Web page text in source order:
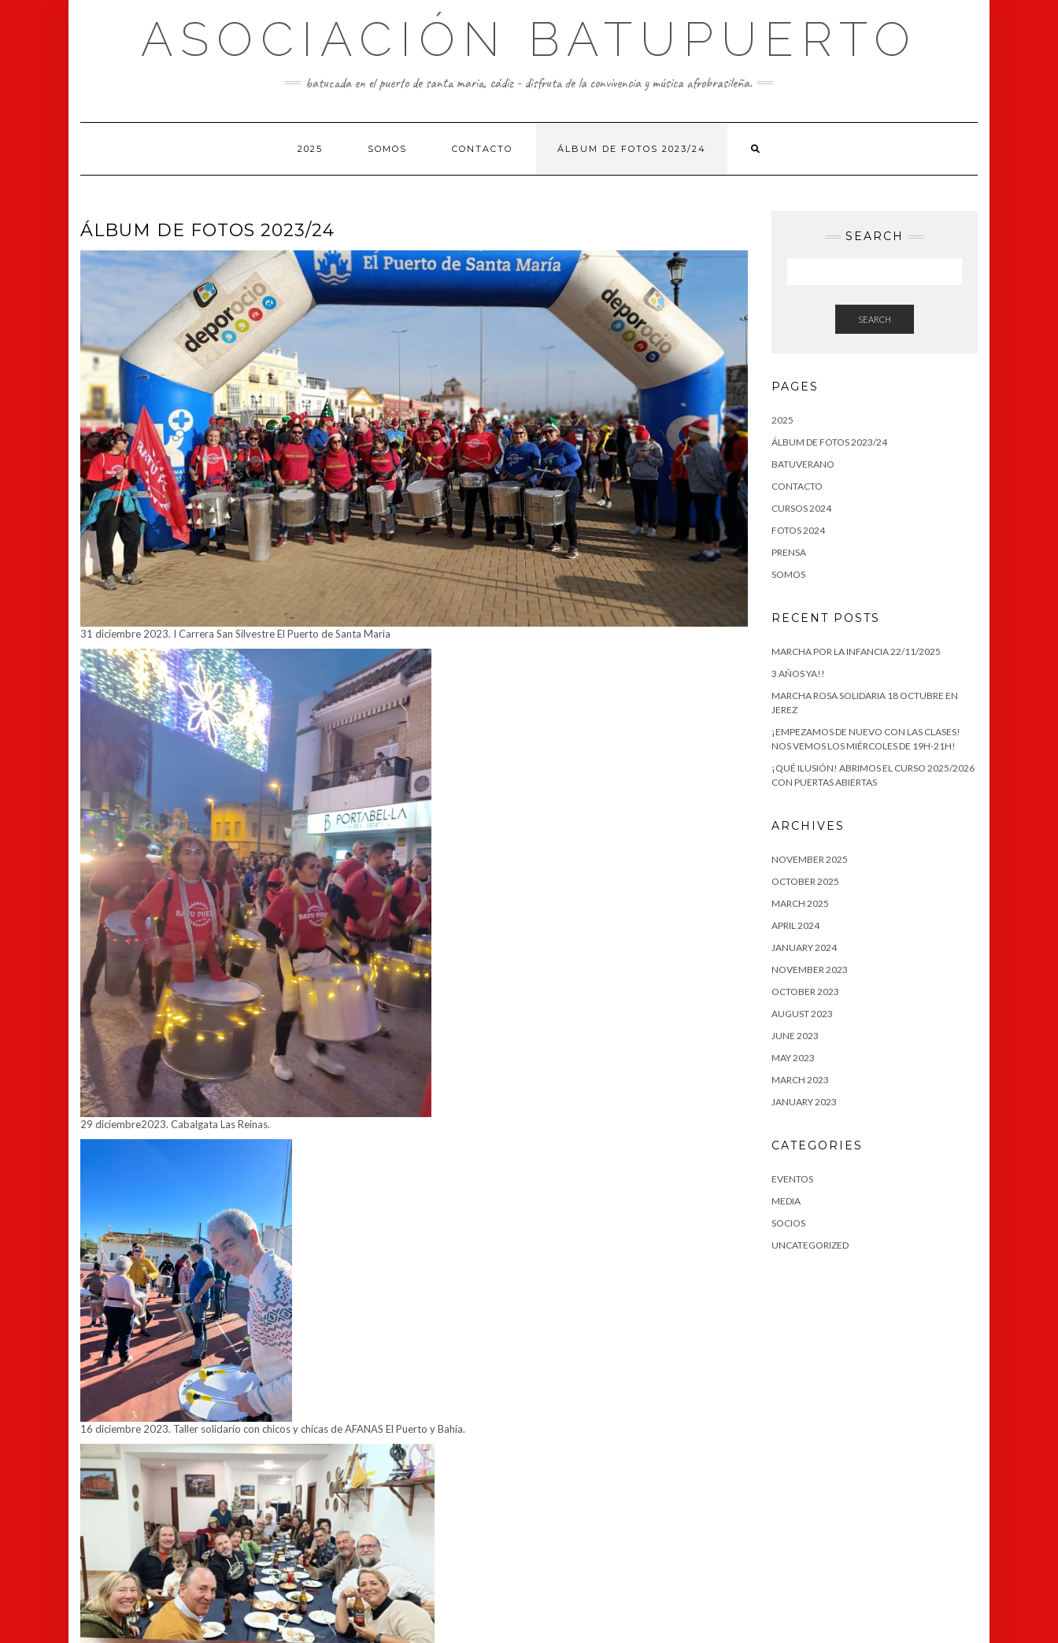
ASOCIACIÓN BATUPUERTO
batucada en el puerto de santa maria, cádiz - disfruta de la convivencia y música afrobrasileña.
2025 SOMOS CONTACTO ÁLBUM DE FOTOS 2023/24
ÁLBUM DE FOTOS 2023/24
31 diciembre 2023. I Carrera San Silvestre El Puerto de Santa Maria
29 diciembre2023. Cabalgata Las Reinas.
16 diciembre 2023. Taller solidario con chicos y chicas de AFANAS El Puerto y Bahía.
SEARCH
SEARCH
PAGES
2025
ÁLBUM DE FOTOS 2023/24
BATUVERANO
CONTACTO
CURSOS 2024
FOTOS 2024
PRENSA
SOMOS
RECENT POSTS
MARCHA POR LA INFANCIA 22/11/2025
3 AÑOS YA!!
MARCHA ROSA SOLIDARIA 18 OCTUBRE EN
JEREZ
¡EMPEZAMOS DE NUEVO CON LAS CLASES!
NOS VEMOS LOS MIÉRCOLES DE 19H-21H!
¡QUÉ ILUSIÓN! ABRIMOS EL CURSO 2025/2026
CON PUERTAS ABIERTAS
ARCHIVES
NOVEMBER 2025
OCTOBER 2025
MARCH 2025
APRIL 2024
JANUARY 2024
NOVEMBER 2023
OCTOBER 2023
AUGUST 2023
JUNE 2023
MAY 2023
MARCH 2023
JANUARY 2023
CATEGORIES
EVENTOS
MEDIA
SOCIOS
UNCATEGORIZED